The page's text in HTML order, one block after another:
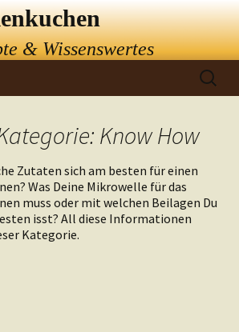
& Wissenswertes
Suchen
nach:
Know How
Zutaten sich am besten für einen
Was Deine Mikrowelle für das
muss oder mit welchen Beilagen Du
isst? All diese Informationen
Kategorie.